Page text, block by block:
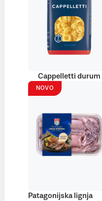
Cappelletti durum
NOVO
Patagonijska lignja